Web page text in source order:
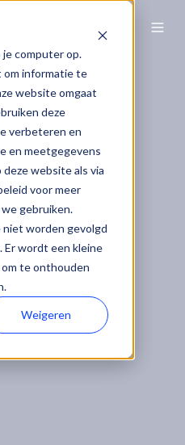
computer op.
om informatie te
website omgaat
deze
verbeteren en
en meetgegevens
website als via
voor meer
gebruiken.
niet worden gevolgd
Er wordt een kleine
te onthouden
Weigeren